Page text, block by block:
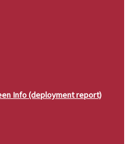
Info (deployment report)